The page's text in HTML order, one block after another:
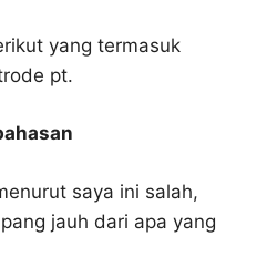
yang termasuk
pt.
saya ini salah,
jauh dari apa yang